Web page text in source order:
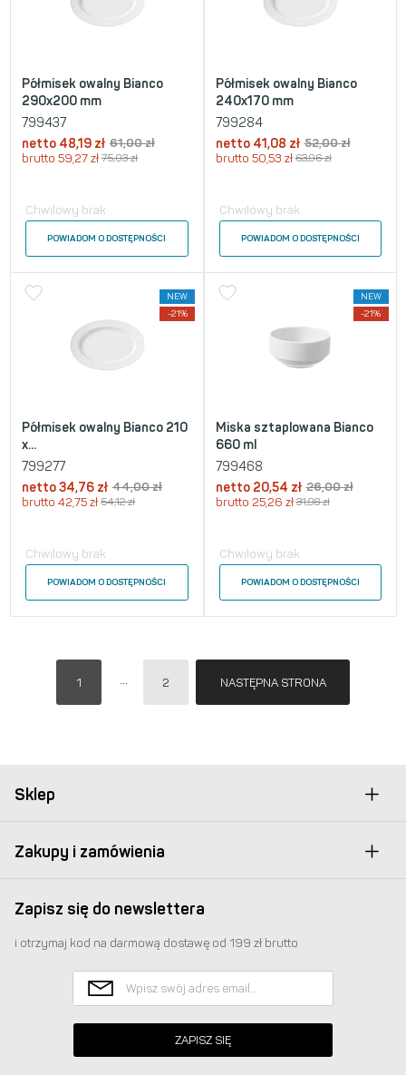
Półmisek owalny Bianco
290x200 mm
799437
netto 48,19 zł 61,00zł
brutto 59,27 zł 75,03zł
Chwilowy brak
POWIADOM O DOSTĘPNOŚCI
Półmisek owalny Bianco
240x170 mm
799284
netto 41,08 zł 52,00zł
brutto 50,53 zł 63,96zł
Chwilowy brak
POWIADOM O DOSTĘPNOŚCI
NEW
-21%
Półmisek owalny Bianco 210
x...
799277
netto34,76 zł 44,00zł
brutto 42,75 zł 54,12zł
Chwilowy brak
POWIADOM O DOSTĘPNOŚCI
NEW
-21%
Miska sztaplowana Bianco
660 ml
799468
netto 20,54 zł 26,00zł
brutto 25,26 zł 31,98zł
Chwilowy brak
POWIADOM O DOSTĘPNOŚCI
1 2 NASTĘPNA STRONA
Sklep
Zakupy i zamówienia
Zapisz się do newslettera
i otrzymaj kod na darmową dostawę od 199 zł brutto
ZAPISZ SIĘ